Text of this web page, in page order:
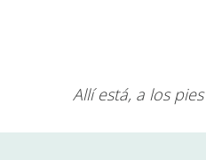
Allí está, a los